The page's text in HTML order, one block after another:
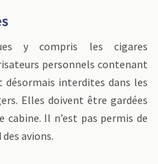
y compris les cigares
personnels contenant
interdites dans les
Elles doivent être gardées
cabine. Il n’est pas permis de
avions.